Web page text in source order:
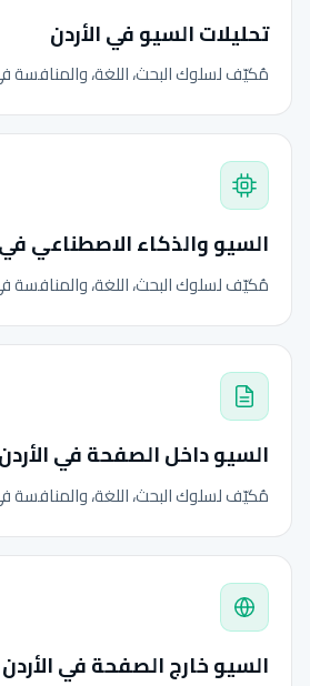
تحليلات السيو في الأردن
مُكيّف لسلوك البحث، اللغة، والمنافسة
السيو والذكاء الاصطناعي في
مُكيّف لسلوك البحث، اللغة، والمنافسة
السيو داخل الصفحة في الأردن
مُكيّف لسلوك البحث، اللغة، والمنافسة
السيو خارج الصفحة في الأردن